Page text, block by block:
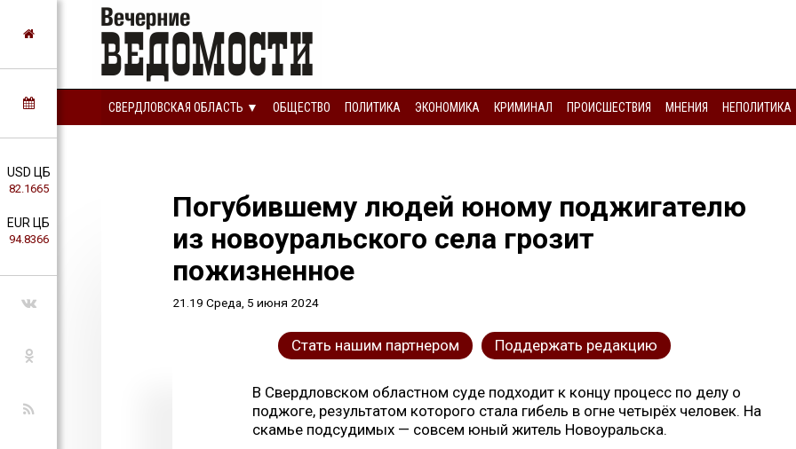
СВЕРДЛОВСКАЯ ОБЛАСТЬ ▼ ОБЩЕСТВО ПОЛИТИКА ЭКОНОМИКА КРИМИНАЛ ПРОИСШЕСТВИЯ МНЕНИЯ НЕПОЛИТИКА
USD ЦБ
82.1665
EUR ЦБ
94.8366
Погубившему людей юному поджигателю
из новоуральского села грозит
пожизненное
21.19 Среда, 5 июня 2024
Стать нашим партнером Поддержать редакцию
В Свердловском областном суде подходит к концу процесс по делу о
поджоге, результатом которого стала гибель в огне четырёх человек. На
скамье подсудимых — совсем юный житель Новоуральска.